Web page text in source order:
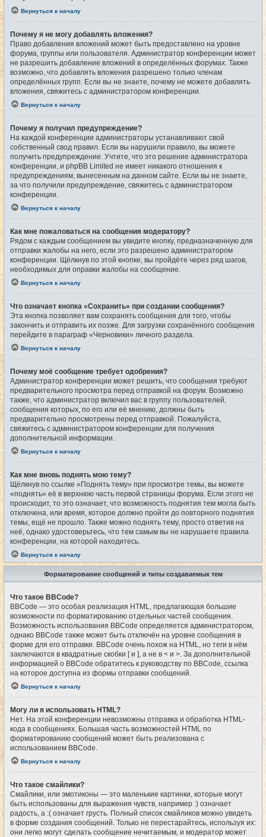
Вернуться к началу
Почему я не могу добавлять вложения?
Право добавления вложений может быть предоставлено на уровне
форума, группы или пользователя. Администратор конференции может
не разрешить добавление вложений в определённых форумах. Также
возможно, что добавлять вложения разрешено только членам
определённых групп. Если вы не знаете, почему не можете добавлять
вложения, свяжитесь с администратором конференции.
Вернуться к началу
Почему я получил предупреждение?
На каждой конференции администраторы устанавливают свой
собственный свод правил. Если вы нарушили правило, вы можете
получить предупреждение. Учтите, что это решение администратора
конференции, и phpBB Limited не имеет никакого отношения к
предупреждениям, вынесенным на данном сайте. Если вы не знаете,
за что получили предупреждение, свяжитесь с администратором
конференции.
Вернуться к началу
Как мне пожаловаться на сообщения модератору?
Рядом с каждым сообщением вы увидите кнопку, предназначенную для
отправки жалобы на него, если это разрешено администратором
конференции. Щёлкнув по этой кнопке, вы пройдёте через ряд шагов,
необходимых для оправки жалобы на сообщение.
Вернуться к началу
Что означает кнопка «Сохранить» при создании сообщения?
Эта кнопка позволяет вам сохранять сообщения для того, чтобы
закончить и отправить их позже. Для загрузки сохранённого сообщения
перейдите в параграф «Черновики» личного раздела.
Вернуться к началу
Почему моё сообщение требует одобрения?
Администратор конференции может решить, что сообщения требуют
предварительного просмотра перед отправкой на форум. Возможно
также, что администратор включил вас в группу пользователей,
сообщения которых, по его или её мнению, должны быть
предварительно просмотрены перед отправкой. Пожалуйста,
свяжитесь с администратором конференции для получения
дополнительной информации.
Вернуться к началу
Как мне вновь поднять мою тему?
Щёлкнув по ссылке «Поднять тему» при просмотре темы, вы можете
«поднять» её в верхнюю часть первой страницы форума. Если этого не
происходит, то это означает, что возможность поднятия тем могла быть
отключена, или время, которое должно пройти до повторного поднятия
темы, ещё не прошло. Также можно поднять тему, просто ответив на
неё, однако удостоверьтесь, что тем самым вы не нарушаете правила
конференции, на которой находитесь.
Вернуться к началу
Форматирование сообщений и типы создаваемых тем
Что такое BBCode?
BBCode — это особая реализация HTML, предлагающая большие
возможности по форматированию отдельных частей сообщения.
Возможность использования BBCode определяется администратором,
однако BBCode также может быть отключён на уровне сообщения в
форме для его отправки. BBCode очень похож на HTML, но теги в нём
заключаются в квадратные скобки [ и ], а не в < и >. За дополнительной
информацией о BBCode обратитесь к руководству по BBCode, ссылка
на которое доступна из формы отправки сообщений.
Вернуться к началу
Могу ли я использовать HTML?
Нет. На этой конференции невозможны отправка и обработка HTML-
кода в сообщениях. Большая часть возможностей HTML по
форматированию сообщений может быть реализована с
использованием BBCode.
Вернуться к началу
Что такое смайлики?
Смайлики, или эмотиконы — это маленькие картинки, которые могут
быть использованы для выражения чувств, например :) означает
радость, а :( означает грусть. Полный список смайликов можно увидеть
в форме создания сообщений. Только не перестарайтесь, используя их:
они легко могут сделать сообщение нечитаемым, и модератор может